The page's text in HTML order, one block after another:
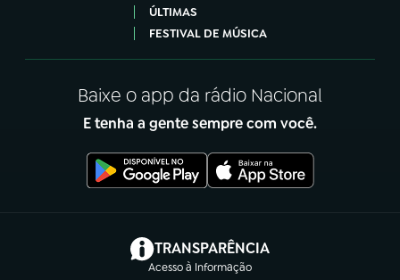
ÚLTIMAS
FESTIVAL DE MÚSICA
Baixe o app da rádio Nacional
E tenha a gente sempre com você.
TRANSPARÊNCIA
Acesso à Informação
(abre em nova aba)